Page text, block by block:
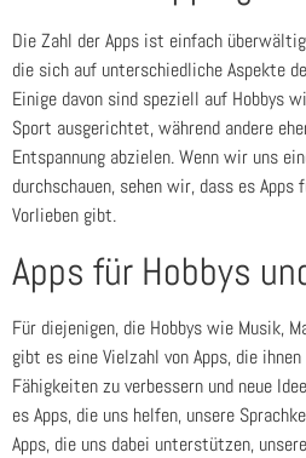
Die Zahl der Apps ist einfach
die sich auf unterschiedliche Aspekte
Einige davon sind speziell auf Hobbys
Sport ausgerichtet, während andere
Entspannung abzielen. Wenn wir uns
durchschauen, sehen wir, dass es
Vorlieben gibt.
Apps für Hobbys
Für diejenigen, die Hobbys wie Musik,
gibt es eine Vielzahl von Apps, die
Fähigkeiten zu verbessern und neue
es Apps, die uns helfen, unsere
Apps, die uns dabei unterstützen,